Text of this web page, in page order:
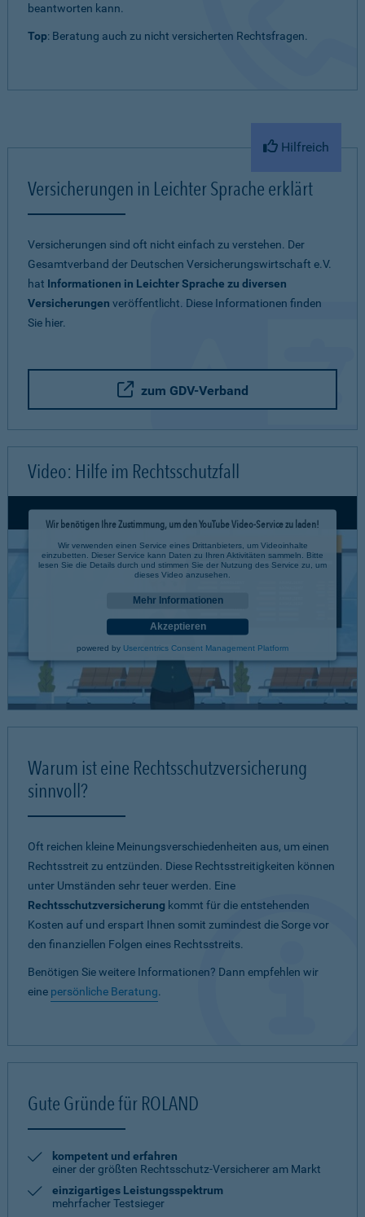
beantworten kann.
Top: Beratung auch zu nicht versicherten Rechtsfragen.
Hilfreich
Versicherungen in Leichter Sprache erklärt
Versicherungen sind oft nicht einfach zu verstehen. Der
Gesamtverband der Deutschen Versicherungswirtschaft e.V.
hat Informationen in Leichter Sprache zu diversen
Versicherungen veröffentlicht. Diese Informationen finden
Sie hier.
zum GDV-Verband
Video: Hilfe im Rechtsschutzfall
Wir benötigen Ihre Zustimmung, um den YouTube Video-Service zu laden!
Wir verwenden einen Service eines Drittanbieters, um Videoinhalte
einzubetten. Dieser Service kann Daten zu Ihren Aktivitäten sammeln. Bitte
lesen Sie die Details durch und stimmen Sie der Nutzung des Service zu, um
dieses Video anzusehen.
Mehr Informationen
Akzeptieren
powered by Usercentrics Consent Management Platform
Warum ist eine Rechtsschutzversicherung
sinnvoll?
Oft reichen kleine Meinungsverschiedenheiten aus, um einen
Rechtsstreit zu entzünden. Diese Rechtsstreitigkeiten können
unter Umständen sehr teuer werden. Eine
Rechtsschutzversicherung kommt für die entstehenden
Kosten auf und erspart Ihnen somit zumindest die Sorge vor
den finanziellen Folgen eines Rechtsstreits.
Benötigen Sie weitere Informationen? Dann empfehlen wir
eine persönliche Beratung.
Gute Gründe für ROLAND
kompetent und erfahren
einer der größten Rechtsschutz-Versicherer am Markt
einzigartiges Leistungsspektrum
mehrfacher Testsieger